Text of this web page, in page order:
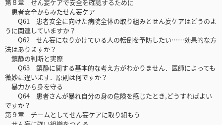
第８章 せん妄ケアで安全を確認するために
患者安全からみたせん妄ケア
Q61 患者安全に向けた病院全体の取り組みとせん妄ケアはどうのよ
うに関連していますか？
Q62 せん妄になりかけている人の転倒を予防したい……効果的な方
法はありますか？
鎮静の判断と実際
Q63 鎮静に関する基本的な考え方がわかりません．医師によっても
微妙に違います．原則は何ですか？
暴力から身を守る
Q64 患者さんが暴れ自分の身の危険を感じたとき,どうすればよい
ですか？
第９章 チームとしてせん妄ケアに取り組もう